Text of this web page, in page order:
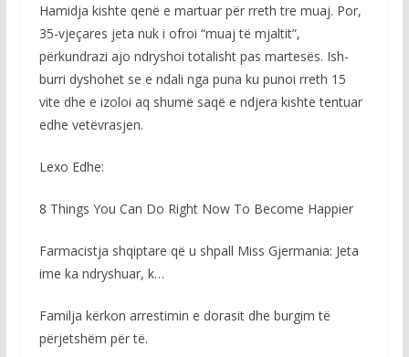
Hamidja kishte qenë e martuar për rreth tre muaj. Por,
35-vjeçares jeta nuk i ofroi “muaj të mjaltit”,
përkundrazi ajo ndryshoi totalisht pas martesës. Ish-
burri dyshohet se e ndali nga puna ku punoi rreth 15
vite dhe e izoloi aq shumë saqë e ndjera kishte tentuar
edhe vetëvrasjen.
Lexo Edhe:
8 Things You Can Do Right Now To Become Happier
Farmacistja shqiptare që u shpall Miss Gjermania: Jeta
ime ka ndryshuar, k…
Familja kërkon arrestimin e dorasit dhe burgim të
përjetshëm për të.